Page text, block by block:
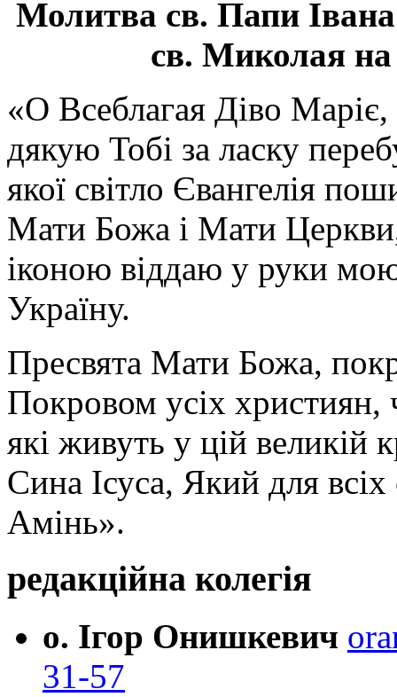
Молитва св. Папи
св. Миколая на
«О Всеблагая Діво
дякую Тобі за ласку
якої світло Євангелія
Мати Божа і Мати
іконою віддаю у руки
Україну.
Пресвята Мати Божа,
Покровом усіх християн,
які живуть у цій великій
Сина Ісуса, Який для
Амінь».
редакційна колегія
о. Ігор Онишкевич
31-57